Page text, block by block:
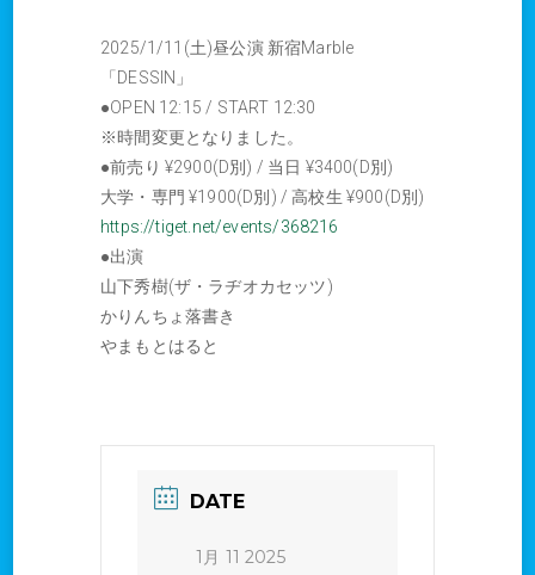
2025/1/11(土)昼公演 新宿Marble
「DESSIN」
●OPEN 12:15 / START 12:30
※時間変更となりました。
●前売り ¥2900(D別) / 当日 ¥3400(D別)
大学・専門 ¥1900(D別) / 高校生 ¥900(D別)
https://tiget.net/events/368216
●出演
山下秀樹(ザ・ラヂオカセッツ)
かりんちょ落書き
やまもとはると
DATE
1月 11 2025